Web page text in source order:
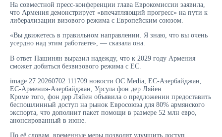
На совместной пресс-конференции глава Еврокомиссии заявила,
что Армения демонстрирует «впечатляющий прогресс» на пути к
либерализации визового режима с Европейским союзом.
«Вы движетесь в правильном направлении. Я знаю, что вы очень
усердно над этим работаете», — сказала она.
В ответ Пашинян выразил надежду, что к 2029 году Армения
сможет добиться безвизового режима с ЕС.
image 27 20260702 111709 новости OC Media, ЕС-Азербайджан,
ЕС-Армения-Азербайджан, Урсула фон дер Ляйен
Кроме того, фон дер Ляйен объявила о предложении предоставить
беспошлинный доступ на рынок Евросоюза для 80% армянского
экспорта, что дополнит пакет помощи в размере 52 млн евро,
анонсированный в июне.
По её словам, временные меры позволят улучшить доступ